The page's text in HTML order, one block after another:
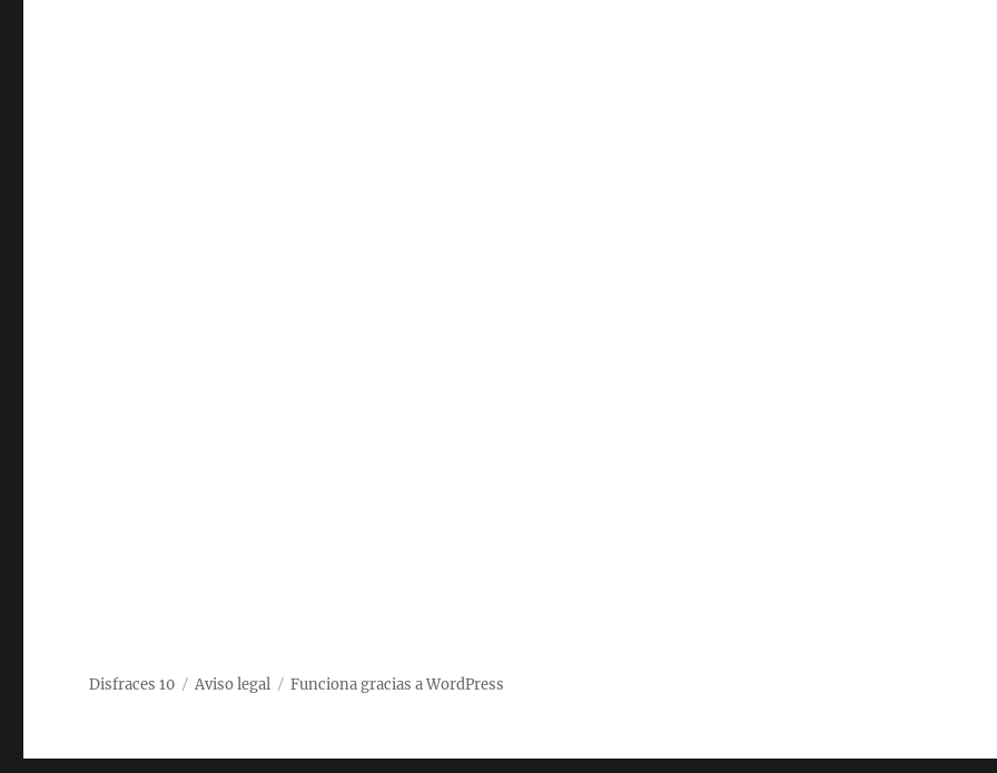
Disfraces 10 Aviso legal Funciona gracias a WordPress